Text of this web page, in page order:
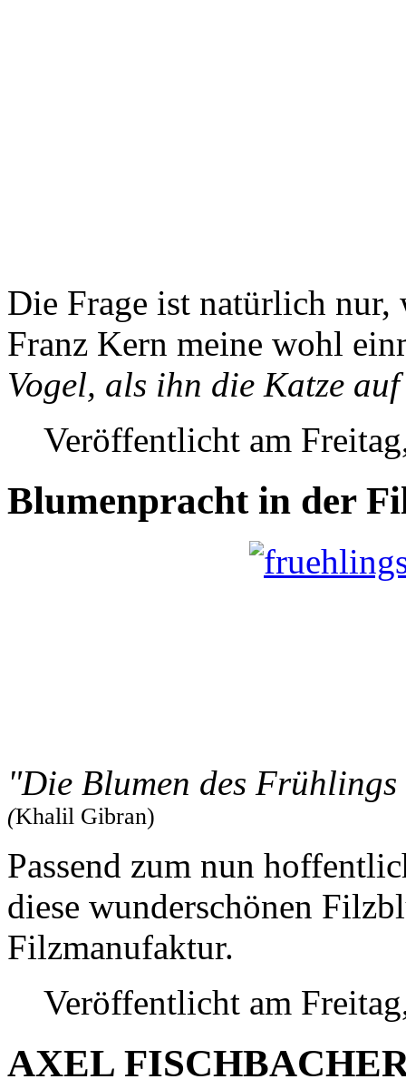
Die Frage ist natürlich
Franz Kern meine wohl
Vogel, als ihn die Katze
Veröffentlicht am
Blumenpracht in der
"Die Blumen des
(Khalil Gibran)
Passend zum nun
diese wunderschönen
Filzmanufaktur.
Veröffentlicht am
AXEL